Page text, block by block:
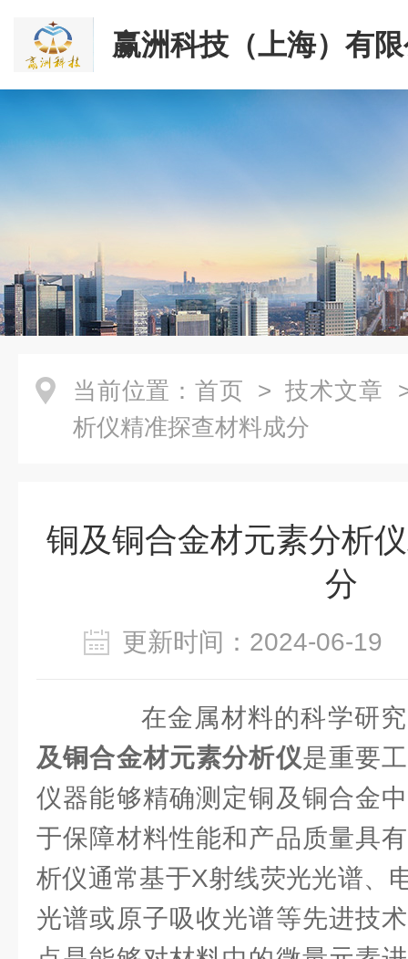
赢洲科技（上海）有
当前位置： 首页 > 技术文章
析仪精准探查材料成分
铜及铜合金材元素分析
分
更新时间：2024-06-
在金属材料的科学研究
及铜合金材元素分析仪是重要
仪器能够精确测定铜及铜合金
于保障材料性能和产品质量具
析仪通常基于X射线荧光光谱、
光谱或原子吸收光谱等先进技